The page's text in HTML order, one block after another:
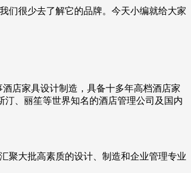
们很少去了解它的品牌。今天小编就给大家
店家具设计制造，具备十多年高档酒店家
、丽笙等世界知名的酒店管理公司及国内
聚大批高素质的设计、制造和企业管理专业